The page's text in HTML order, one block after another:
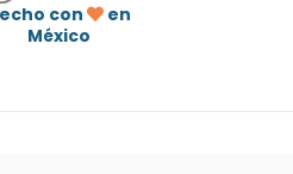
con
en
México